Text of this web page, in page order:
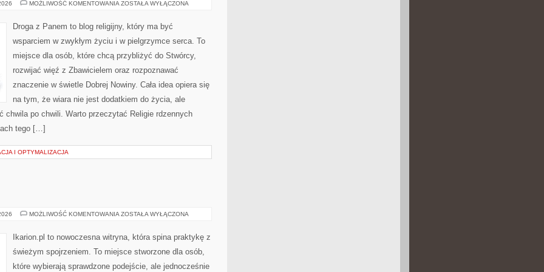
MOŻLIWOŚĆ KOMENTOWANIA RELIGIA
ZOSTAŁA WYŁĄCZONA
Droga z Panem to blog religijny, który ma być
wsparciem w zwykłym życiu i w pielgrzymce serca. To
miejsce dla osób, które chcą przybliżyć do Stwórcy,
rozwijać więź z Zbawicielem oraz rozpoznawać
znaczenie w świetle Dobrej Nowiny. Cała idea opiera się
na tym, że wiara nie jest dodatkiem do życia, ale
chwila po chwili. Warto przeczytać Religie rdzennych
tego […]
I OPTYMALIZACJA
MOŻLIWOŚĆ KOMENTOWANIA JEŹDZIECTWO
ZOSTAŁA WYŁĄCZONA
Ikarion.pl to nowoczesna witryna, która spina praktykę z
świeżym spojrzeniem. To miejsce stworzone dla osób,
które wybierają sprawdzone podejście, ale jednocześnie